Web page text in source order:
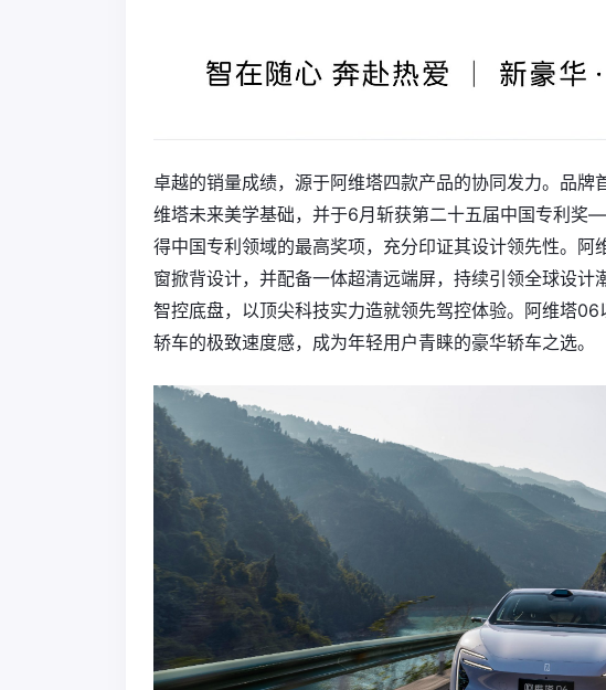
卓越的销量成绩，源于阿维塔四款产品的协同发力。品牌
维塔未来美学基础，并于6月斩获第二十五届中国专利
得中国专利领域的最高奖项，充分印证其设计领先性。
窗掀背设计，并配备一体超清远端屏，持续引领全球设
智控底盘，以顶尖科技实力造就领先驾控体验。阿维塔
轿车的极致速度感，成为年轻用户青睐的豪华轿车之选。